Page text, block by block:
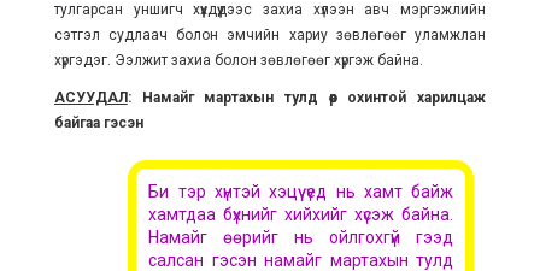
тулгарсан уншигч хүүхдүүдээс захиа хүлээн авч мэргэжлийн
сэтгэл судлаач болон эмчийн хариу зөвлөгөөг уламжлан
хүргэдэг. Ээлжит захиа болон зөвлөгөөг хүргэж байна.
АСУУДАЛ : Намайг мартахын тулд өөр охинтой харилцаж
байгаа гэсэн
Би тэр хүнтэй хэцүү үед нь хамт байж
хамтдаа бүхнийг хийхийг хүсэж байна.
Намайг өөрийг нь ойлгохгүй гээд
салсан гэсэн намайг мартахын тулд